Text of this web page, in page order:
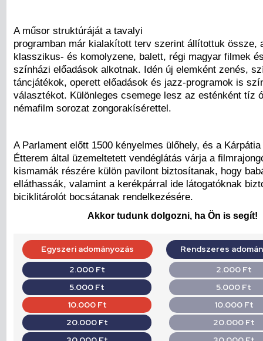
A műsor struktúráját a tavalyi
programban már kialakított terv szerint állítottuk össze,
klasszikus- és komolyzene, balett, régi magyar filmek
színházi előadások alkotnak. Idén új elemként zenés,
táncjátékok, operett előadások és jazz-programok is
választékot. Különleges csemege lesz az esténként tíz
némafilm sorozat zongorakísérettel.
A Parlament előtt 1500 kényelmes ülőhely, és a Kárpátia
Étterem által üzemeltetett vendéglátás várja a
kismamák részére külön pavilont biztosítanak, hogy
elláthassák, valamint a kerékpárral ide látogatóknak
biciklitárolót bocsátanak rendelkezésére.
Akkor tudunk dolgozni, ha Ön is segít!